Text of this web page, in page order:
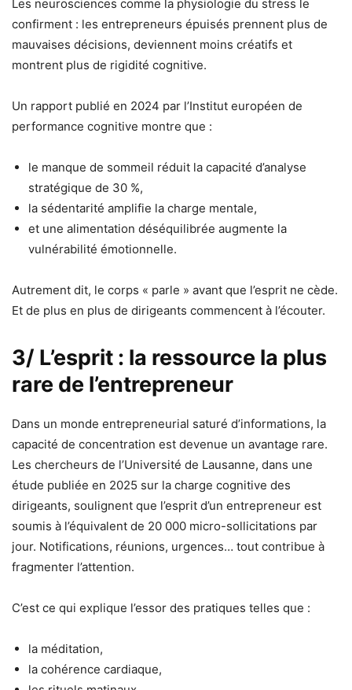
Les neurosciences comme la physiologie du stress le
confirment : les entrepreneurs épuisés prennent plus de
mauvaises décisions, deviennent moins créatifs et
montrent plus de rigidité cognitive.
Un rapport publié en 2024 par l’Institut européen de
performance cognitive montre que :
le manque de sommeil réduit la capacité d’analyse
stratégique de 30 %,
la sédentarité amplifie la charge mentale,
et une alimentation déséquilibrée augmente la
vulnérabilité émotionnelle.
Autrement dit, le corps « parle » avant que l’esprit ne cède.
Et de plus en plus de dirigeants commencent à l’écouter.
3/ L’esprit : la ressource la plus
rare de l’entrepreneur
Dans un monde entrepreneurial saturé d’informations, la
capacité de concentration est devenue un avantage rare.
Les chercheurs de l’Université de Lausanne, dans une
étude publiée en 2025 sur la charge cognitive des
dirigeants, soulignent que l’esprit d’un entrepreneur est
soumis à l’équivalent de 20 000 micro-sollicitations par
jour. Notifications, réunions, urgences… tout contribue à
fragmenter l’attention.
C’est ce qui explique l’essor des pratiques telles que :
la méditation,
la cohérence cardiaque,